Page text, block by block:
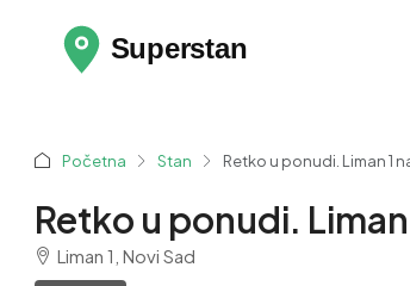
Početna Stan Retko u ponudi. Liman 1
Retko u ponudi.
Liman 1, Novi Sad